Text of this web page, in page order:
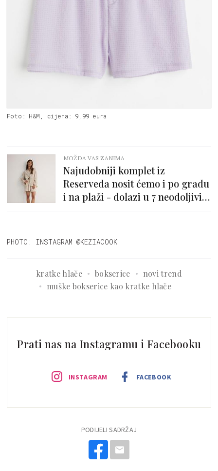
Foto: H&M, cijena: 9,99 eura
MOŽDA VAS ZANIMA
Najudobniji komplet iz
Reserveda nosit ćemo i po gradu
i na plaži - dolazi u 7 neodoljivih
PHOTO: INSTAGRAM @KEZIACOOK
kratke hlače bokserice
novi trend
muške bokserice kao kratke hlače
Prati nas na Instagramu i Facebooku
INSTAGRAM FACEBOOK
PODIJELI SADRŽAJ